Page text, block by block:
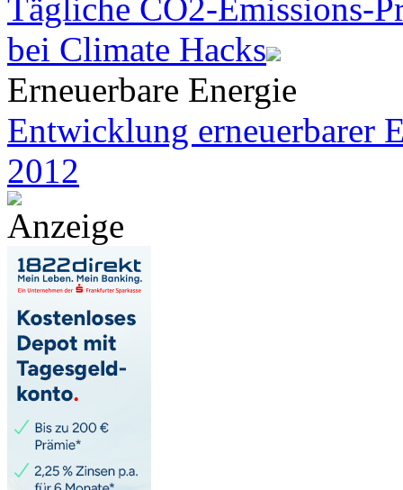
Tägliche CO2-Emissions-
bei Climate Hacks
Erneuerbare Energie
Entwicklung erneuerbarer
2012
Anzeige